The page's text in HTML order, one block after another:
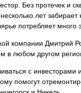
Без протечек и
лет
потребляет много
компании Дмитрий
в любом другом
с инвесторами
помогут